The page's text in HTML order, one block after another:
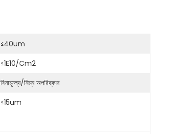
≤40um
≤1E10/cm2
বিনামূল্যে/নিম্ন অপরিষ্কার
≤15um